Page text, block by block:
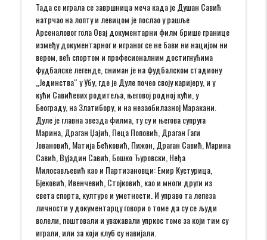
Тада се играла се завршница меча када је Душан Савић
натрчао на лопту и левицом је послао у рашље
Арсеналовог гола Овај документарни филм брише границе
између документарног и играног се не бави ни нацијом ни
вером, већ спортом и професионалним достигнућима
фудбалске легенде, сниман је на фудбалском стадиону
„Јединства“ у Убу, где је Дуле почео своју каријеру, и у
кући Савићевих родитеља, његовој родној кући, у
Београду, на Златибору, и на незаобилазној Маракани.
Дуле је главна звезда филма, ту су и његова супруга
Марина, Драган Џајић, Пеца Поповић, Драган Гаги
Јовановић, Матија Бећковић, Пижон, Драган Савић, Марина
Савић, Вујадин Савић, Бошко Ђуровски, Неђа
Милосављевић као и Партизановци: Емир Кустурица,
Бјековић, Ивенчевић, Стојковић, као и многи други из
света спорта, културе и уметности. И управо та лепеза
личности у документарцу говори о томе да су се људи
волели, поштовали и уважавали упркос томе за који тим су
играли, или за који клуб су навијали.